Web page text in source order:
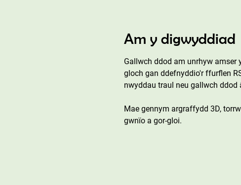
Am y digwyddiad
Gallwch ddod am unrhyw
gloch gan ddefnyddio'r ffurflen
nwyddau traul neu gallwch ddod
Mae gennym argraffydd 3D,
gwnïo a gor-gloi.